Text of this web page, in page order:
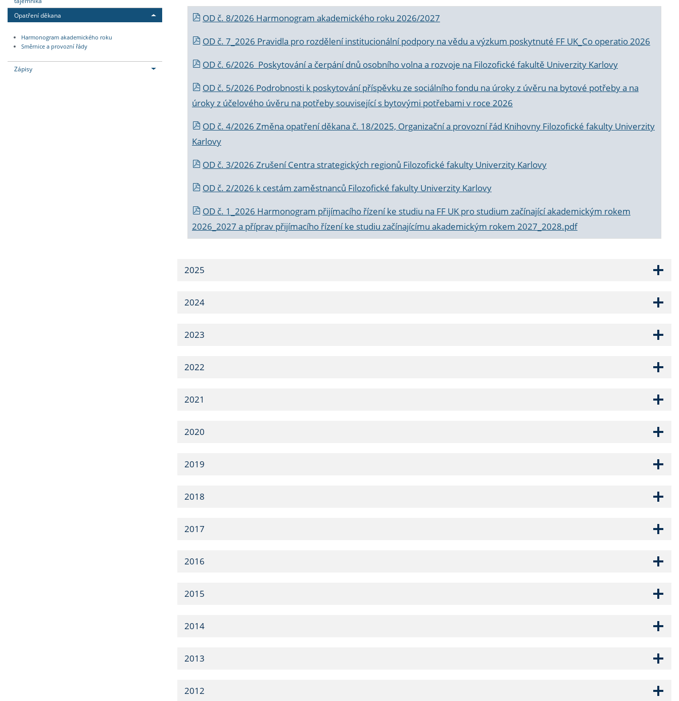
Opatření děkana
Harmonogram akademického roku
Směrnice a provozní řády
Zápisy
OD č. 8/2026 Harmonogram akademického roku 2026/2027
OD č. 7_2026 Pravidla pro rozdělení institucionální podpory na vědu a výzkum poskytnuté FF UK_Co operatio 2026
OD č. 6/2026 Poskytování a čerpání dnů osobního volna a rozvoje na Filozofické fakultě Univerzity Karlovy
OD č. 5/2026 Podrobnosti k poskytování příspěvku ze sociálního fondu na úroky z úvěru na bytové potřeby a na
úroky z účelového úvěru na potřeby související s bytovými potřebami v roce 2026
OD č. 4/2026 Změna opatření děkana č. 18/2025, Organizační a provozní řád Knihovny Filozofické fakulty Univerzity
Karlovy
OD č. 3/2026 Zrušení Centra strategických regionů Filozofické fakulty Univerzity Karlovy
OD č. 2/2026 k cestám zaměstnanců Filozofické fakulty Univerzity Karlovy
OD č. 1_2026 Harmonogram přijímacího řízení ke studiu na FF UK pro studium začínající akademickým rokem
2026_2027 a příprav přijímacího řízení ke studiu začínajícímu akademickým rokem 2027_2028.pdf
2025
2024
2023
2022
2021
2020
2019
2018
2017
2016
2015
2014
2013
2012